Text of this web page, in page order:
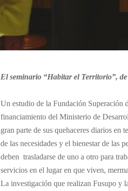
El seminario “Habitar el Territorio”,
Un estudio de la Fundación Superación
financiamiento del Ministerio de
gran parte de sus quehaceres diarios en
de las necesidades y el bienestar de las
deben trasladarse de uno a otro para
servicios en el lugar en que viven,
La investigación que realizan Fusupo y